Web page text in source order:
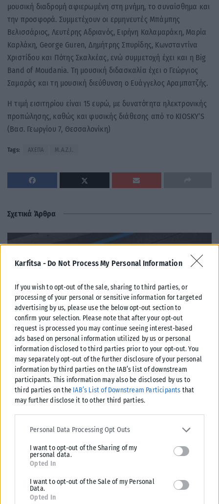
Karfitsa - Do Not Process My Personal Information
If you wish to opt-out of the sale, sharing to third parties, or
processing of your personal or sensitive information for targeted
advertising by us, please use the below opt-out section to
confirm your selection. Please note that after your opt-out
request is processed you may continue seeing interest-based
ads based on personal information utilized by us or personal
information disclosed to third parties prior to your opt-out. You
may separately opt-out of the further disclosure of your personal
information by third parties on the IAB’s list of downstream
participants. This information may also be disclosed by us to
third parties on the IAB’s List of Downstream Participants that
may further disclose it to other third parties.
Please note that this website/app uses one or more Google
services and may gather and store information including but not
deny consent to Google and its third-party tags to use your data
for below specified purposes in below Google consent section.
Personal Data Processing Opt Outs
I want to opt-out of the Sharing of my
personal data.
Opted In
I want to opt-out of the Sale of my Personal
Data.
Opted In
μουσική διαδρομή αφιερωμένη στη μνήμη, το συναίσθημα και
την προσφορά. Συμμετέχουν οι ερμηνευτές Μπάμπης
Βελισσάριος, Λευτέρης Αδριανός, Ειρήνη Καλαμαράκη, Μαρία
Καρλάκη, George Guren, Δημήτρης Σπυρίδης, Κωνσταντίνα
Χριστίδου και Πότης Σκαλκέας, ενώ συμμετοχή έχει και η Big
Band of Moudania. Τη μουσική διδασκαλία έχει ο Γεώργιος
Σαμαράς και τη μουσική διεύθυνση ο Ευάγγελος Αραμπατζής.
Η τιμή εισιτηρίου είναι 15 ευρώ, με δυνατότητα ηλεκτρονικής
προπώλησης, καθώς και φυσικής διάθεσης από το KIOSKY’S
(Βασ. Γεωργίου 7, Θεσσαλονίκη)
Tags: ΑΧΕΠΑ Μ.Α.Ζ.Ι.
Σχετικά Άρθρα
ΕΛΛΆΔΑ
Κατήγγειλε πως τον καταδίωξαν και του εμβόλισαν το ΙΧ στο
κέντρο της Θεσσαλονίκης-
Για τροχαίο ατύχημα κλήθηκαν αστυνομικοί το μεσημέρι της
οδού Αγίου Δημητρίου,...
ΑΝΑΡΤΉΘΗΚΕ ΑΠΌΓΙΏΡΓΟΣ ΜΥΛΩΝΆΣ 07/08/2026